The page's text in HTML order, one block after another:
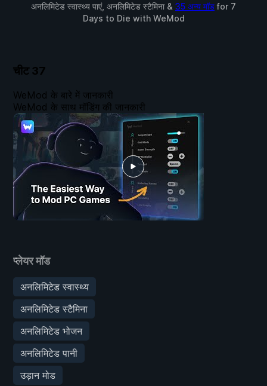
अनलिमिटेड स्वास्थ्य पाएं, अनलिमिटेड स्टैमिना & 35 अन्य मॉडfor 7
Days to Die with WeMod
चीट 37
प्लेयर मॉड
अनलिमिटेड स्वास्थ्य
अनलिमिटेड स्टैमिना
अनलिमिटेड भोजन
अनलिमिटेड पानी
उड़ान मोड
WeMod के बारे में जानकारी
WeMod के साथ मॉडिंग की जानकारी